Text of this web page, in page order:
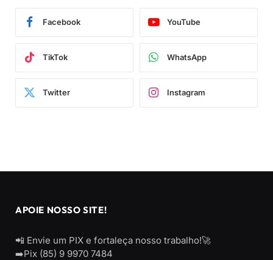
Facebook YouTube
TikTok WhatsApp
Twitter Instagram
APOIE NOSSO SITE!
📲 Envie um PIX e fortaleça nosso trabalho!🚀
➡️Pix (85) 9 9970 7484